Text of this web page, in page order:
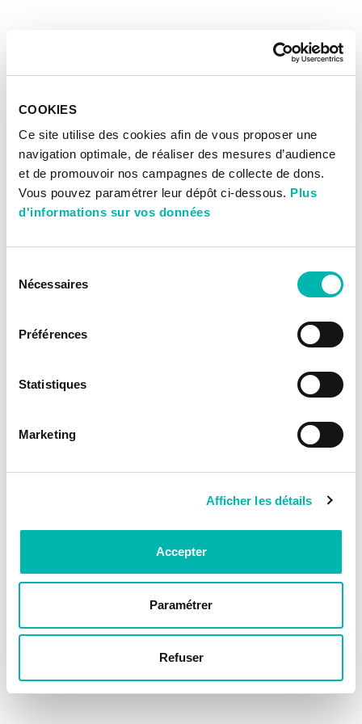
COOKIES
Ce site utilise des cookies afin de vous proposer une
navigation optimale, de réaliser des mesures d’audience
et de promouvoir nos campagnes de collecte de dons.
Vous pouvez paramétrer leur dépôt ci-dessous. Plus
d'informations sur vos données
Nécessaires
Préférences
Statistiques
Marketing
Afficher les détails
Accepter
Paramétrer
Refuser